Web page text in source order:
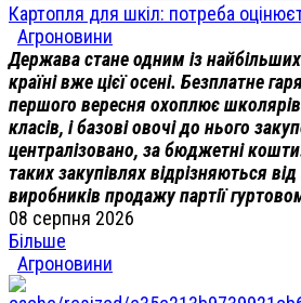
Картопля для шкіл: потреба
Агроновини
Держава стане одним із
країні вже цієї осені. Безплатне
першого вересня охоплює
класів, і базові овочі до нього
централізовано, за бюджетні
таких закупівлях відрізняються
виробників продажу партії
08 серпня 2026
Більше
Агроновини